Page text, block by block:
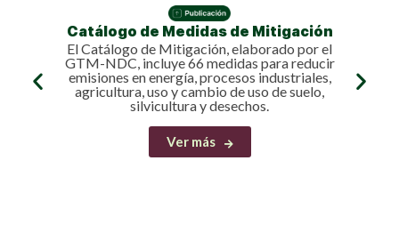
Catálogo de Medidas de Mitigación
El Catálogo de Mitigación, elaborado por el
GTM-NDC, incluye 66 medidas para reducir
emisiones en energía, procesos industriales,
agricultura, uso y cambio de uso de suelo,
silvicultura y desechos.
Ver más